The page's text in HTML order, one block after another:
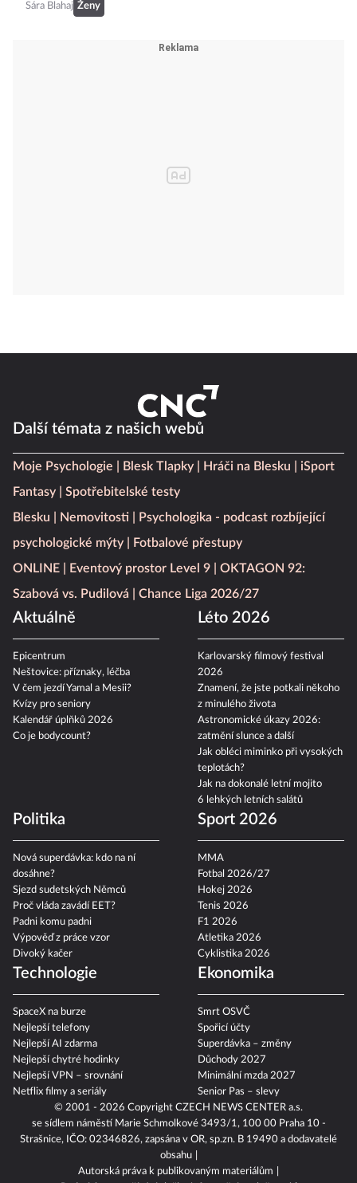
Sára Blahaj Ženy
© 2001 - 2026 Copyright CZECH NEWS CENTER a.s.
se sídlem náměstí Marie Schmolkové 3493/1, 100 00 Praha 10 -
Strašnice, IČO: 02346826, zapsána v OR, sp.zn. B 19490 a dodavatelé
obsahu
Autorská práva k publikovaným materiálům
Další témata z našich webů
Moje Psychologie Blesk Tlapky Hráči na Blesku
iSport
Fantasy
Spotřebitelské testy
Blesku
Nemovitosti
Psychologika - podcast rozbíjející
psychologické mýty
Fotbalové přestupy
ONLINE
Eventový prostor Level 9
OKTAGON 92:
Szabová vs. Pudilová
Chance Liga 2026/27
Aktuálně
Epicentrum
Neštovice: příznaky, léčba
V čem jezdí Yamal a Mesii?
Kvízy pro seniory
Kalendář úplňků 2026
Co je bodycount?
Léto 2026
Karlovarský filmový festival
2026
Znamení, že jste potkali někoho
z minulého života
Astronomické úkazy 2026:
zatmění slunce a další
Jak obléci miminko při vysokých
teplotách?
Jak na dokonalé letní mojito
6 lehkých letních salátů
Politika
Nová superdávka: kdo na ní
dosáhne?
Sjezd sudetských Němců
Proč vláda zavádí EET?
Padni komu padni
Výpověď z práce vzor
Divoký kačer
Sport 2026
MMA
Fotbal 2026/27
Hokej 2026
Tenis 2026
F1 2026
Atletika 2026
Cyklistika 2026
Technologie
SpaceX na burze
Nejlepší telefony
Nejlepší AI zdarma
Nejlepší chytré hodinky
Nejlepší VPN – srovnání
Netflix filmy a seriály
Ekonomika
Smrt OSVČ
Spořicí účty
Superdávka – změny
Důchody 2027
Minimální mzda 2027
Senior Pas – slevy